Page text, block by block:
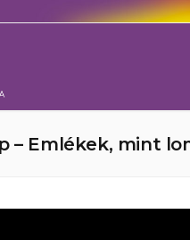
– Emlékek, mint